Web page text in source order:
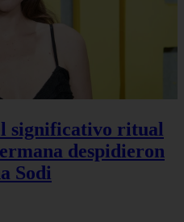
significativo ritual
despidieron
Sodi